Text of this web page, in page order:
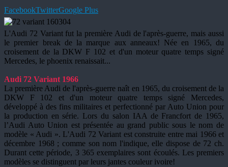
FacebookTwitterGoogle Plus
L'Audi 72 Variant fut la première Audi de l'après-guerre, mais aussi
le premier break de la marque aux anneaux! Née en 1965, du
croisement de la DKW F 102 et d'un moteur quatre temps signé
Mercedes, le phoenix renaissait...
Audi 72 Variant 1966
La première Audi de l'après-guerre naît en 1965, du croisement de la
DKW F 102 et d'un moteur quatre temps signé Mercedes,
développé à des fins militaires et perfectionné par Auto Union pour
la production en série. Lors du salon IAA de Francfort de 1965,
l’Audi Auto Union est présentée au grand public sous le nom de
modèle « Audi ». L'Audi 72 Variant est construite entre mai 1966 et
décembre 1968 ; comme son nom l'indique, elle dispose de 72 ch.
Durant cette période, 3 365 exemplaires sont écoulés. Les premiers
modèles se distinguent par leurs jantes couleur ivoire!